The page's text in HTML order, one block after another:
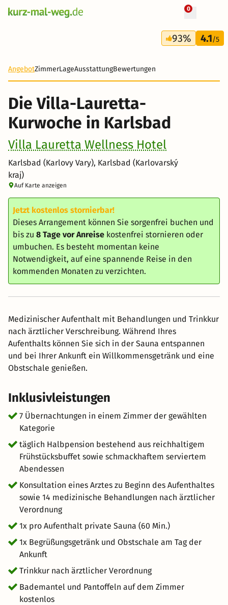
0
8 Tage
602 €
93% 4.1/5
AngebotZimmerLageAusstattungBewertungen
Die Villa-Lauretta-
Kurwoche in Karlsbad
Villa Lauretta Wellness Hotel
Karlsbad (Karlovy Vary), Karlsbad (Karlovarský
kraj)
Auf Karte anzeigen
Jetzt kostenlos stornierbar!
Dieses Arrangement können Sie sorgenfrei buchen und
bis zu 8 Tage vor Anreise kostenfrei stornieren oder
umbuchen. Es besteht momentan keine
Notwendigkeit, auf eine spannende Reise in den
kommenden Monaten zu verzichten.
Medizinischer Aufenthalt mit Behandlungen und Trinkkur
nach ärztlicher Verschreibung. Während Ihres
Aufenthalts können Sie sich in der Sauna entspannen
und bei Ihrer Ankunft ein Willkommensgetränk und eine
Obstschale genießen.
Inklusivleistungen
7 Übernachtungen in einem Zimmer der gewählten
Kategorie
täglich Halbpension bestehend aus reichhaltigem
Frühstücksbuffet sowie schmackhaftem serviertem
Abendessen
Konsultation eines Arztes zu Beginn des Aufenthaltes
sowie 14 medizinische Behandlungen nach ärztlicher
Verordnung
1x pro Aufenthalt private Sauna (60 Min.)
1x Begrüßungsgetränk und Obstschale am Tag der
Ankunft
Trinkkur nach ärztlicher Verordnung
Bademantel und Pantoffeln auf dem Zimmer
kostenlos